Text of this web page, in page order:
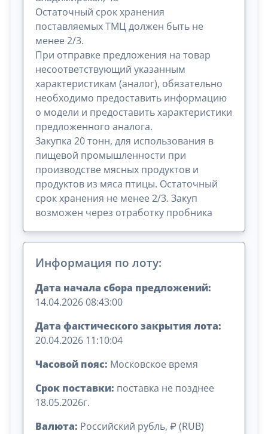
Остаточный срок хранения
поставляемых ТМЦ должен быть не
менее 2/3.
При отправке предложения на товар
несоответствующий указанным
характеристикам (аналог), обязательно
необходимо предоставить информацию
о модели и предоставить характеристики
предложенного аналога.
Закупка 20 тонн, для использования в
пищевой промышленности при
производстве мясных продуктов и
продуктов из мяса птицы. Остаточный
срок хранения не менее 2/3. Закуп
возможен через отработку пробника
Информация по лоту:
Дата начала сбора предложений:
14.04.2026 08:43:00
Дата фактического закрытия лота:
20.04.2026 11:10:04
Часовой пояс: Московское время
Срок поставки: поставка не позднее
18.05.2026г.
Валюта: Российский рубль, ₽ (RUB)